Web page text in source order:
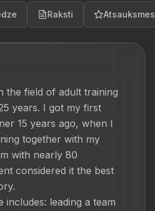
Raksti Atsauksmes
the field of adult training
years. I got my first
15 years ago, when I
together with my
with nearly 80
considered it the best
leading a team